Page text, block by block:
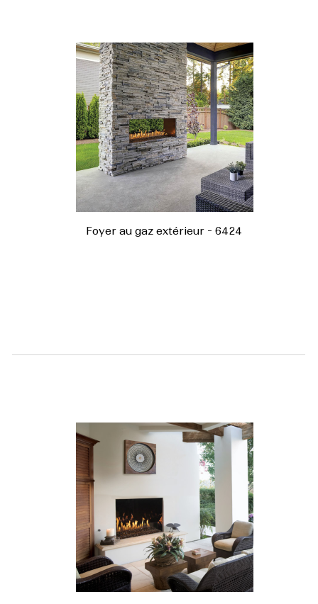
Foyer au gaz extérieur - 6424